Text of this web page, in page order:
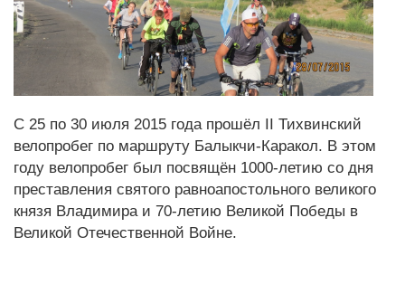
С 25 по 30 июля 2015 года прошёл II Тихвинский
велопробег по маршруту Балыкчи-Каракол. В этом
году велопробег был посвящён 1000-летию со дня
преставления святого равноапостольного великого
князя Владимира и 70-летию Великой Победы в
Великой Отечественной Войне.